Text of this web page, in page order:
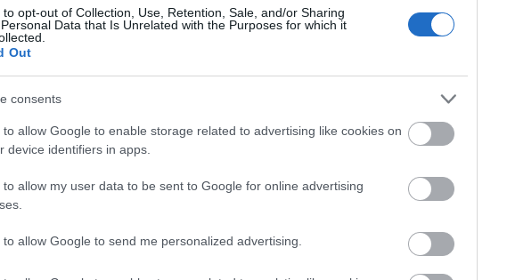
to opt-out of Collection, Use, Retention, Sale, and/or Sharing
Data that Is Unrelated with the Purposes for which it
Out
consents
to allow Google to enable storage related to advertising like cookies on
device identifiers in apps.
to allow my user data to be sent to Google for online advertising
to allow Google to send me personalized advertising.
Enikő Boros Zoltán
Botár Endre
bukott
Cameron Diaz
Jones CD Projekt
Christopher
Chris Hemsworth
Eszter Csákányi
Csankó Zoltán
Róbert Cseke Péter